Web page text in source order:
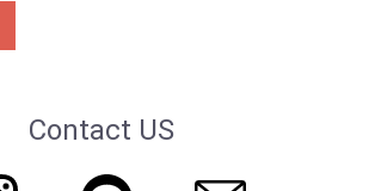
Contact US